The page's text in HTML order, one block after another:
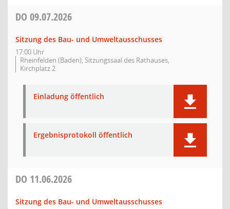
DO 09.07.2026
Sitzung des Bau- und Umweltausschusses
17:00 Uhr
Rheinfelden (Baden), Sitzungssaal des Rathauses,
Kirchplatz 2
Einladung öffentlich
Ergebnisprotokoll öffentlich
DO 11.06.2026
Sitzung des Bau- und Umweltausschusses